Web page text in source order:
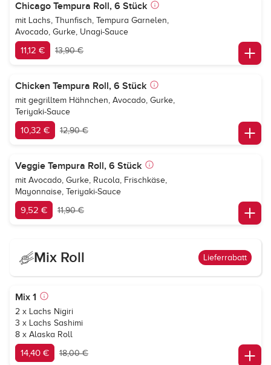
Chicago Tempura Roll, 6 Stück
mit Lachs, Thunfisch, Tempura Garnelen,
Avocado, Gurke, Unagi-Sauce
11,12 € 13,90 €
Chicken Tempura Roll, 6 Stück
mit gegrilltem Hähnchen, Avocado, Gurke,
Teriyaki-Sauce
10,32 € 12,90 €
Veggie Tempura Roll, 6 Stück
mit Avocado, Gurke, Rucola, Frischkäse,
Mayonnaise, Teriyaki-Sauce
9,52 € 11,90 €
Mix Roll Lieferrabatt
Mix 1
2 x Lachs Nigiri
3 x Lachs Sashimi
8 x Alaska Roll
14,40 € 18,00 €